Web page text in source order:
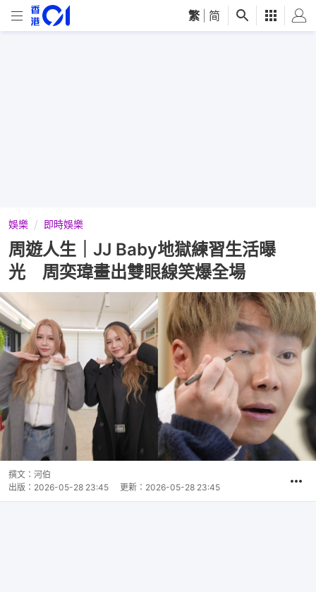
繁 简
娛樂 即時娛樂
周遊人生｜JJ Baby地獄練習生活曝
光 周奕瑋畫出雙眼線笑爆全場
撰文： 河伯
出版： 2026-05-28 23:45 更新： 2026-05-28 23:45